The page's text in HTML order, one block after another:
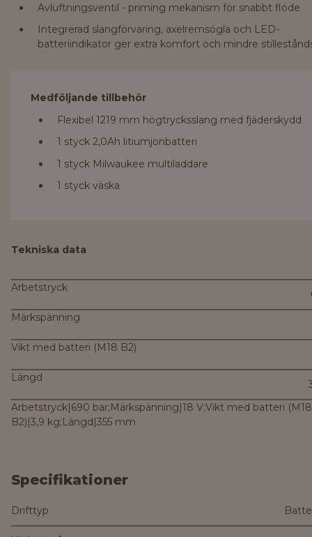
Avluftningsventil - priming mekanism för snabbt flöde
Integrerad slangförvaring, axelremsögla och LED-
batteriindikator ger extra komfort och mindre
Medföljande tillbehör
Flexibel 1219 mm högtrycksslang med fjäderskydd
1 styck 2,0Ah litiumjonbatteri
1 styck Milwaukee multiladdare
1 styck väska
Tekniska data
Arbetstryck
Märkspänning
Vikt med batteri (M18 B2)
Längd
Arbetstryck|690 bar;Märkspänning|18 V;Vikt med batteri (M18
B2)|3,9 kg;Längd|355 mm
Specifikationer
Drifttyp